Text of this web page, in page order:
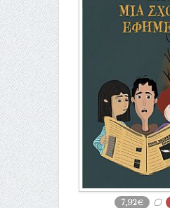
7,92€